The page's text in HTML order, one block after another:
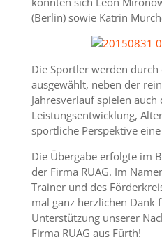
(Berlin) sowie Katrin
Die Sportler werden
ausgewählt, neben der
Jahresverlauf spielen auch
Leistungsentwicklung,
sportliche Perspektive
Die Übergabe erfolgte im
der Firma RUAG. Im
Trainer und des
mal ganz herzlichen Dank
Unterstützung unserer
Firma RUAG aus Fürth!